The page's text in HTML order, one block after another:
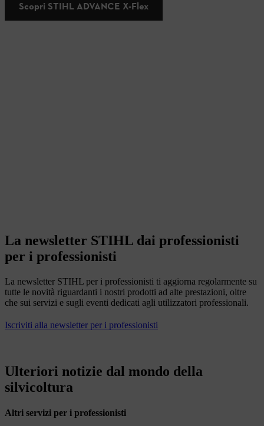
Scopri STIHL ADVANCE X-Flex
La newsletter STIHL dai professionisti
per i professionisti
La newsletter STIHL per i professionisti ti aggiorna regolarmente su
tutte le novità riguardanti i nostri prodotti ad alte prestazioni, oltre
che sui servizi e sugli eventi dedicati agli utilizzatori professionali.
Iscriviti alla newsletter per i professionisti
Ulteriori notizie dal mondo della
silvicoltura
Altri servizi per i professionisti